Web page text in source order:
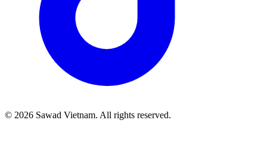
© 2026 Sawad Vietnam. All rights reserved.